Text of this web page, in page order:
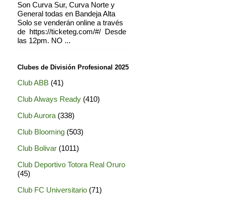
Son Curva Sur, Curva Norte y
General todas en Bandeja Alta
Solo se venderán online a través
de https://ticketeg.com/#/ Desde
las 12pm. NO ...
Clubes de División Profesional 2025
Club ABB (41)
Club Always Ready (410)
Club Aurora (338)
Club Blooming (503)
Club Bolivar (1011)
Club Deportivo Totora Real Oruro
(45)
Club FC Universitario (71)